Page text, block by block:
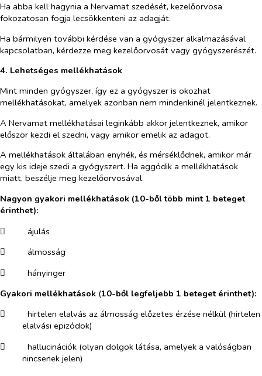
Ha abba kell hagynia a Nervamat szedését, kezelőorvosa
fokozatosan fogja lecsökkenteni az adagját.
Ha bármilyen további kérdése van a gyógyszer alkalmazásával
kapcsolatban, kérdezze meg kezelőorvosát vagy gyógyszerészét.
4. Lehetséges mellékhatások
Mint minden gyógyszer, így ez a gyógyszer is okozhat
mellékhatásokat, amelyek azonban nem mindenkinél jelentkeznek.
A Nervamat mellékhatásai leginkább akkor jelentkeznek, amikor
először kezdi el szedni, vagy amikor emelik az adagot.
A mellékhatások általában enyhék, és mérséklődnek, amikor már
egy kis ideje szedi a gyógyszert. Ha aggódik a mellékhatások
miatt, beszélje meg kezelőorvosával.
Nagyon gyakori mellékhatások (10-ből több mint 1 beteget
érinthet):
​
ájulás
​
álmosság
​
hányinger
Gyakori mellékhatások (10-ből legfeljebb 1 beteget érinthet):
​
hirtelen elalvás az álmosság előzetes érzése nélkül (hirtelen
elalvási epizódok)
​
hallucinációk (olyan dolgok látása, amelyek a valóságban
nincsenek jelen)